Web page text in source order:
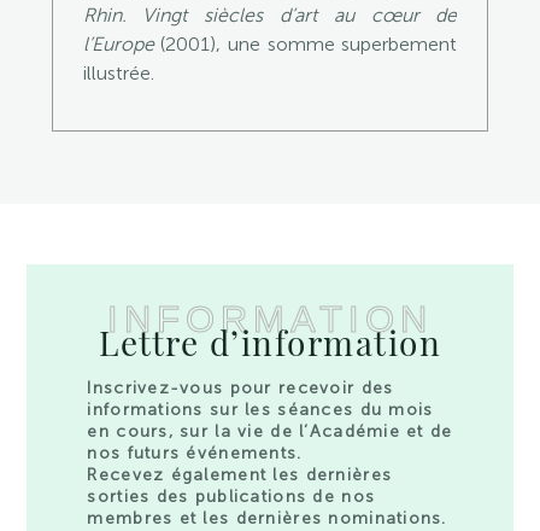
Rhin. Vingt siècles d’art au cœur de
l’Europe(2001), une somme superbement
illustrée.
INFORMATION
Lettre d’information
Inscrivez-vous pour recevoir des
informations sur les séances du mois
en cours, sur la vie de l’Académie et de
nos futurs événements.
Recevez également les dernières
sorties des publications de nos
membres et les dernières nominations.